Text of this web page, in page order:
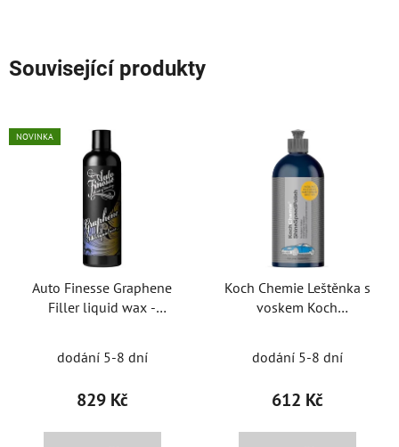
Související produkty
NOVINKA
Auto Finesse Graphene
Filler liquid wax -
dodání 5-8 dní
829 Kč
Koch Chemie Leštěnka s
voskem Koch
dodání 5-8 dní
612 Kč